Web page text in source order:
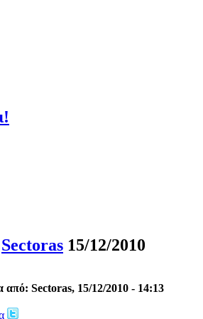
Sectoras 15/12/2010
από: Sectoras, 15/12/2010 - 14:13